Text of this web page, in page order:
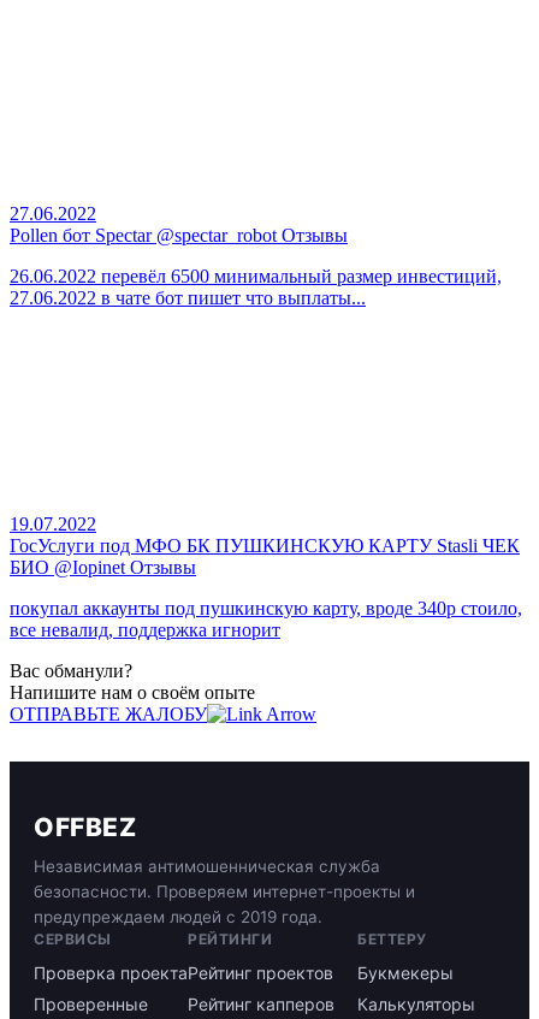
27.06.2022
Pollen бот Spectar @spectar_robot Отзывы
26.06.2022 перевёл 6500 минимальный размер инвестиций,
27.06.2022 в чате бот пишет что выплаты...
19.07.2022
ГосУслуги под МФО БК ПУШКИНСКУЮ КАРТУ Stasli ЧЕК
БИО @Iopinet Отзывы
покупал аккаунты под пушкинскую карту, вроде 340р стоило,
все невалид, поддержка игнорит
Вас обманули?
Напишите нам о своём опыте
ОТПРАВЬТЕ ЖАЛОБУ
OFFBEZ
Независимая антимошенническая служба
безопасности. Проверяем интернет-проекты и
предупреждаем людей с 2019 года.
СЕРВИСЫ
Проверка проекта
Проверенные
РЕЙТИНГИ
Рейтинг проектов
Рейтинг капперов
БЕТТЕРУ
Букмекеры
Калькуляторы